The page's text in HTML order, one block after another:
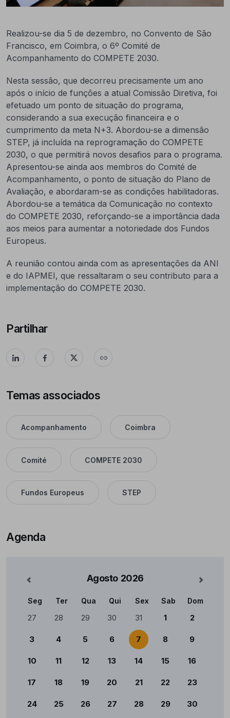
Realizou-se dia 5 de dezembro, no Convento de São
Francisco, em Coimbra, o 6º Comité de
Acompanhamento do COMPETE 2030.
Nesta sessão, que decorreu precisamente um ano
após o início de funções a atual Comissão Diretiva, foi
efetuado um ponto de situação do programa,
considerando a sua execução financeira e o
cumprimento da meta N+3. Abordou-se a dimensão
STEP, já incluída na reprogramação do COMPETE
2030, o que permitirá novos desafios para o programa.
Apresentou-se ainda aos membros do Comité de
Acompanhamento, o ponto de situação do Plano de
Avaliação, e abordaram-se as condições habilitadoras.
Abordou-se a temática da Comunicação no contexto
do COMPETE 2030, reforçando-se a importância dada
aos meios para aumentar a notoriedade dos Fundos
Europeus.
A reunião contou ainda com as apresentações da ANI
e do IAPMEI, que ressaltaram o seu contributo para a
implementação do COMPETE 2030.
Partilhar
Temas associados
Acompanhamento Coimbra
Comité COMPETE 2030
Fundos Europeus STEP
Agenda
Agosto 2026 Mês
Calendário
Seg Ter Qua Qui Sex Sab Dom
27 28 29 30 31 1 2
3 4 5 6 7 8 9
10 11 12 13 14 15 16
17 18 19 20 21 22 23
24 25 26 27 28 29 30